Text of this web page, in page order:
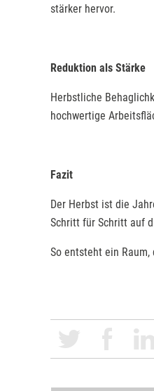
stärker hervor.
Reduktion als Stärke
Herbstliche
hochwertige
Fazit
Der Herbst ist die
Schritt für Schritt auf
So entsteht ein